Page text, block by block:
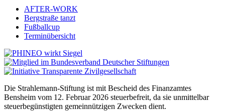
AFTER-WORK
Bergstraße tanzt
Fußballcup
Terminübersicht
Die Strahlemann-Stiftung ist mit Bescheid des Finanzamtes
Bensheim vom 12. Februar 2026 steuerbefreit, da sie unmittelbar
steuerbegünstigten gemeinnützigen Zwecken dient.